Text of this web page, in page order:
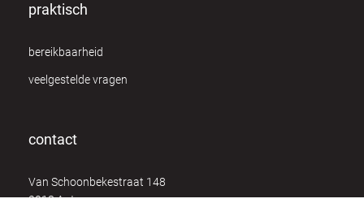
praktisch
bereikbaarheid
veelgestelde vragen
contact
Van Schoonbekestraat 148
2018 Antwerpen